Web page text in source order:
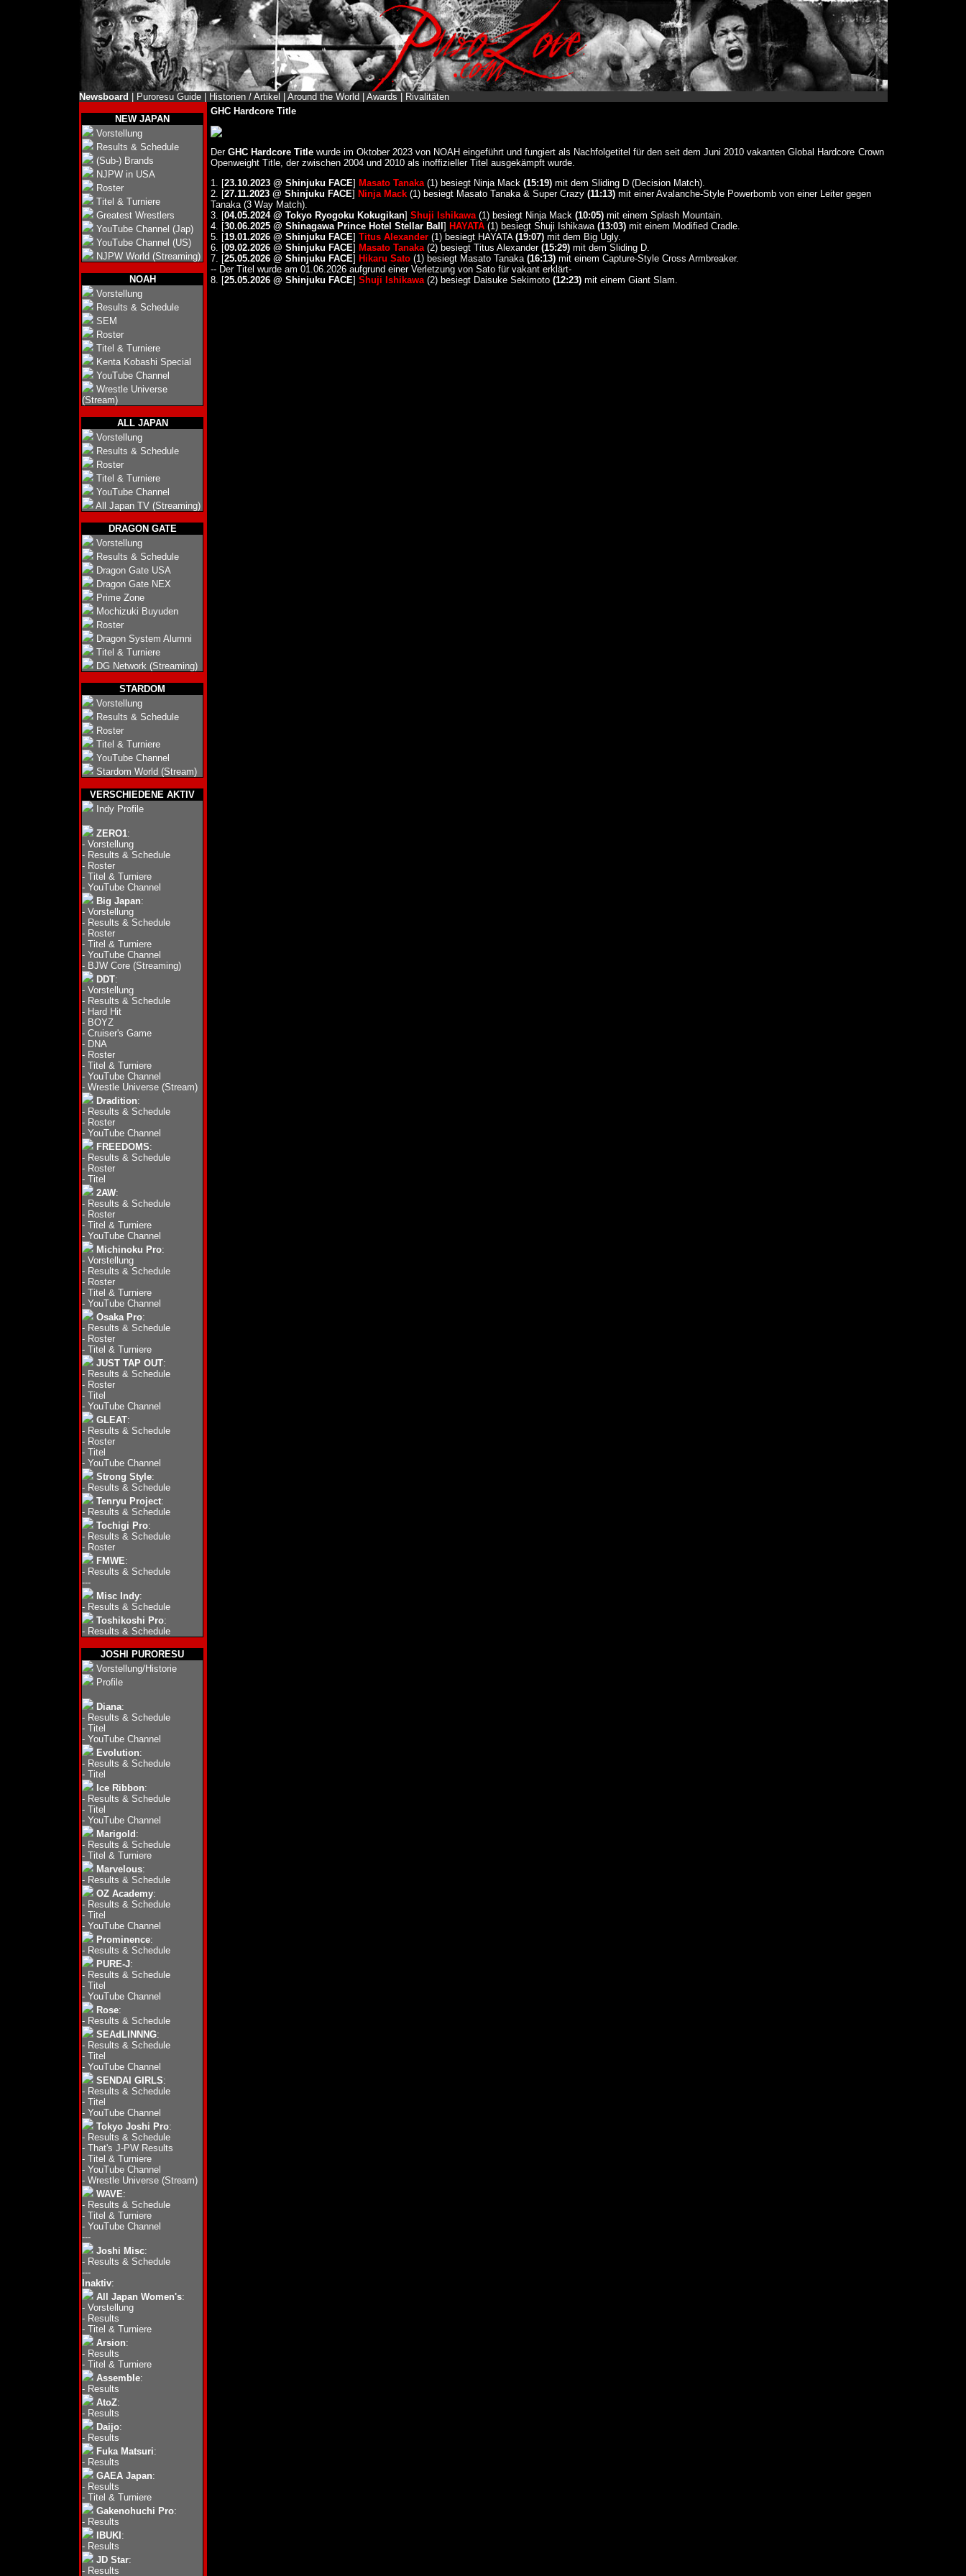
Newsboard Puroresu Guide| Historien / Artikel Around the World Awards Rivalitäten
NEW JAPAN
Vorstellung
Results & Schedule
(Sub-) Brands
NJPW in USA
Roster
Titel & Turniere
Greatest Wrestlers
YouTube Channel (Jap)
YouTube Channel (US)
NJPW World (Streaming)
NOAH
Vorstellung
Results & Schedule
SEM
Roster
Titel & Turniere
Kenta Kobashi Special
YouTube Channel
Wrestle Universe
(Stream)
ALL JAPAN
Vorstellung
Results & Schedule
Roster
Titel & Turniere
YouTube Channel
All Japan TV (Streaming)
DRAGON GATE
Vorstellung
Results & Schedule
Dragon Gate USA
Dragon Gate NEX
Prime Zone
Mochizuki Buyuden
Roster
Dragon System Alumni
Titel & Turniere
DG Network (Streaming)
STARDOM
Vorstellung
Results & Schedule
Roster
Titel & Turniere
YouTube Channel
Stardom World (Stream)
VERSCHIEDENE AKTIV
Indy Profile
ZERO1:
- Vorstellung
- Results & Schedule
- Roster
- Titel & Turniere
- YouTube Channel
Big Japan:
- Vorstellung
- Results & Schedule
- Roster
- Titel & Turniere
- YouTube Channel
- BJW Core (Streaming)
DDT:
- Vorstellung
- Results & Schedule
- Hard Hit
- BOYZ
- Cruiser's Game
- DNA
- Roster
- Titel & Turniere
- YouTube Channel
- Wrestle Universe (Stream)
Dradition:
- Results & Schedule
- Roster
- YouTube Channel
FREEDOMS:
- Results & Schedule
- Roster
- Titel
2AW:
- Results & Schedule
- Roster
- Titel & Turniere
- YouTube Channel
Michinoku Pro:
- Vorstellung
- Results & Schedule
- Roster
- Titel & Turniere
- YouTube Channel
Osaka Pro:
- Results & Schedule
- Roster
- Titel & Turniere
JUST TAP OUT:
- Results & Schedule
- Roster
- Titel
- YouTube Channel
GLEAT:
- Results & Schedule
- Roster
- Titel
- YouTube Channel
Strong Style:
- Results & Schedule
Tenryu Project:
- Results & Schedule
Tochigi Pro:
- Results & Schedule
- Roster
FMWE:
- Results & Schedule
---
Misc Indy:
- Results & Schedule
Toshikoshi Pro:
- Results & Schedule
JOSHI PURORESU
Vorstellung/Historie
Profile
Diana:
- Results & Schedule
- Titel
- YouTube Channel
Evolution:
- Results & Schedule
- Titel
Ice Ribbon:
- Results & Schedule
- Titel
- YouTube Channel
Marigold :
- Results & Schedule
- Titel & Turniere
Marvelous:
- Results & Schedule
OZ Academy:
- Results & Schedule
- Titel
- YouTube Channel
Prominence:
- Results & Schedule
PURE-J:
- Results & Schedule
- Titel
- YouTube Channel
Rose:
- Results & Schedule
SEAdLINNNG:
- Results & Schedule
- Titel
- YouTube Channel
SENDAI GIRLS:
- Results & Schedule
- Titel
- YouTube Channel
Tokyo Joshi Pro:
- Results & Schedule
- That's J-PW Results
- Titel & Turniere
- YouTube Channel
- Wrestle Universe (Stream)
WAVE:
- Results & Schedule
- Titel & Turniere
- YouTube Channel
---
Joshi Misc:
- Results & Schedule
---
Inaktiv:
All Japan Women's:
- Vorstellung
- Results
- Titel & Turniere
Arsion:
- Results
- Titel & Turniere
Assemble:
- Results
AtoZ:
- Results
Daijo:
- Results
Fuka Matsuri:
- Results
GAEA Japan:
- Results
- Titel & Turniere
Gakenohuchi Pro:
- Results
IBUKI :
- Results
JD Star:
- Results
GHC Hardcore Title
Der GHC Hardcore Titlewurde im Oktober 2023 von NOAH eingeführt und fungiert als Nachfolgetitel für den seit dem Juni 2010 vakanten Global Hardcore Crown
Openweight Title, der zwischen 2004 und 2010 als inoffizieller Titel ausgekämpft wurde.
1. [23.10.2023 @ Shinjuku FACE] Masato Tanaka(1) besiegt Ninja Mack (15:19)mit dem Sliding D (Decision Match).
2. [27.11.2023 @ Shinjuku FACE] Ninja Mack(1) besiegt Masato Tanaka & Super Crazy (11:13)mit einer Avalanche-Style Powerbomb von einer Leiter gegen
Tanaka (3 Way Match).
3. [04.05.2024 @ Tokyo Ryogoku Kokugikan] Shuji Ishikawa(1) besiegt Ninja Mack (10:05)mit einem Splash Mountain.
4. [30.06.2025 @ Shinagawa Prince Hotel Stellar Ball ] HAYATA(1) besiegt Shuji Ishikawa (13:03)mit einem Modified Cradle.
5. [19.01.2026 @ Shinjuku FACE] Titus Alexander(1) besiegt HAYATA (19:07)mit dem Big Ugly.
6. [09.02.2026 @ Shinjuku FACE] Masato Tanaka(2) besiegt Titus Alexander (15:29)mit dem Sliding D.
7. [25.05.2026 @ Shinjuku FACE] Hikaru Sato(1) besiegt Masato Tanaka (16:13)mit einem Capture-Style Cross Armbreaker.
-- Der Titel wurde am 01.06.2026 aufgrund einer Verletzung von Sato für vakant erklärt-
8. [25.05.2026 @ Shinjuku FACE] Shuji Ishikawa(2) besiegt Daisuke Sekimoto (12:23)mit einem Giant Slam.